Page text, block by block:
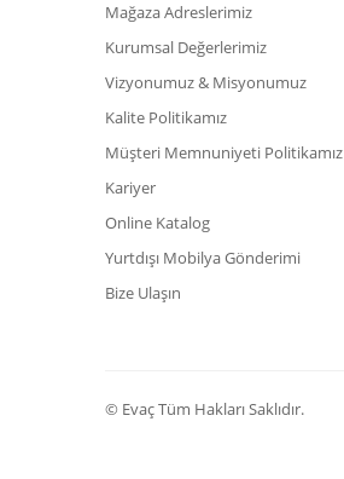
Mağaza Adreslerimiz
Kurumsal Değerlerimiz
Vizyonumuz & Misyonumuz
Kalite Politikamız
Müşteri Memnuniyeti Politikamız
Kariyer
Online Katalog
Yurtdışı Mobilya Gönderimi
Bize Ulaşın
© Evaç Tüm Hakları Saklıdır.